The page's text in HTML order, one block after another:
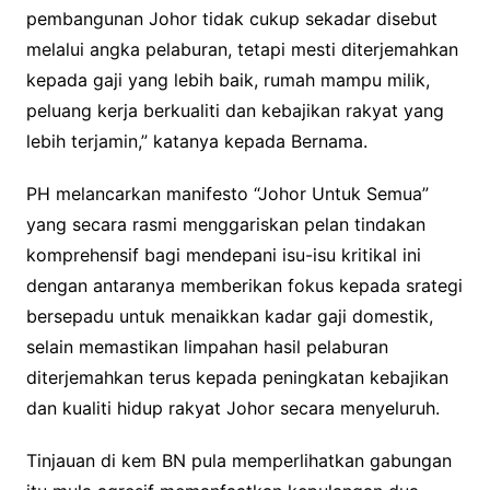
pembangunan Johor tidak cukup sekadar disebut
melalui angka pelaburan, tetapi mesti diterjemahkan
kepada gaji yang lebih baik, rumah mampu milik,
peluang kerja berkualiti dan kebajikan rakyat yang
lebih terjamin,” katanya kepada Bernama.
PH melancarkan manifesto “Johor Untuk Semua”
yang secara rasmi menggariskan pelan tindakan
komprehensif bagi mendepani isu-isu kritikal ini
dengan antaranya memberikan fokus kepada srategi
bersepadu untuk menaikkan kadar gaji domestik,
selain memastikan limpahan hasil pelaburan
diterjemahkan terus kepada peningkatan kebajikan
dan kualiti hidup rakyat Johor secara menyeluruh.
Tinjauan di kem BN pula memperlihatkan gabungan